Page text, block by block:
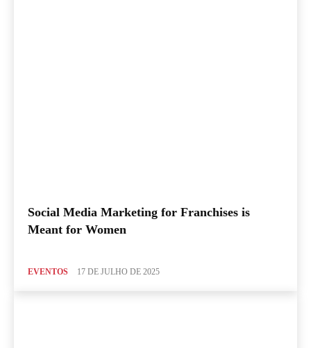
Social Media Marketing for Franchises is
Meant for Women
EVENTOS 17 DE JULHO DE 2025